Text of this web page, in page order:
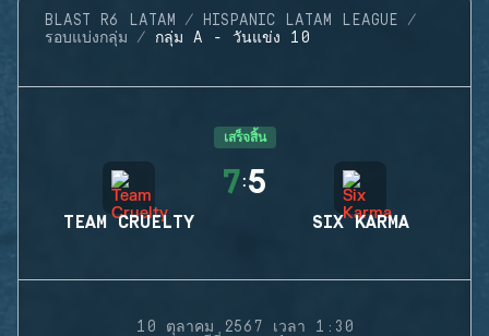
BLAST R6 LATAM
HISPANIC LATAM LEAGUE
รอบแบ่งกลุ่ม
กลุ่ม A - วันแข่ง 10
เสร็จสิ้น
TEAM CRUELTY
7:5
SIX KARMA
10 ตุลาคม 2567 เวลา 1:30